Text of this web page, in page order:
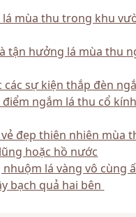
mùa thu trong khu
tận hưởng lá mùa thu
các sự kiện thắp đèn
ngắm lá thu cổ
đẹp thiên nhiên mùa
hoặc hồ nước
lá vàng vô cùng
bạch quả hai bên